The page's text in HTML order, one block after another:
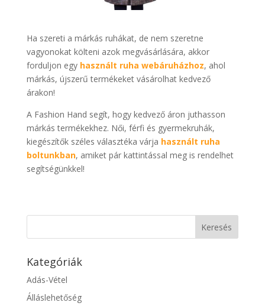
Ha szereti a márkás ruhákat, de nem szeretne
vagyonokat költeni azok megvásárlására, akkor
forduljon egy használt ruha webáruházhoz, ahol
márkás, újszerű termékeket vásárolhat kedvező
árakon!
A Fashion Hand segít, hogy kedvező áron juthasson
márkás termékekhez. Női, férfi és gyermekruhák,
kiegészítők széles választéka várja használt ruha
boltunkban, amiket pár kattintással meg is rendelhet
segítségünkkel!
Kategóriák
Adás-Vétel
Álláslehetőség